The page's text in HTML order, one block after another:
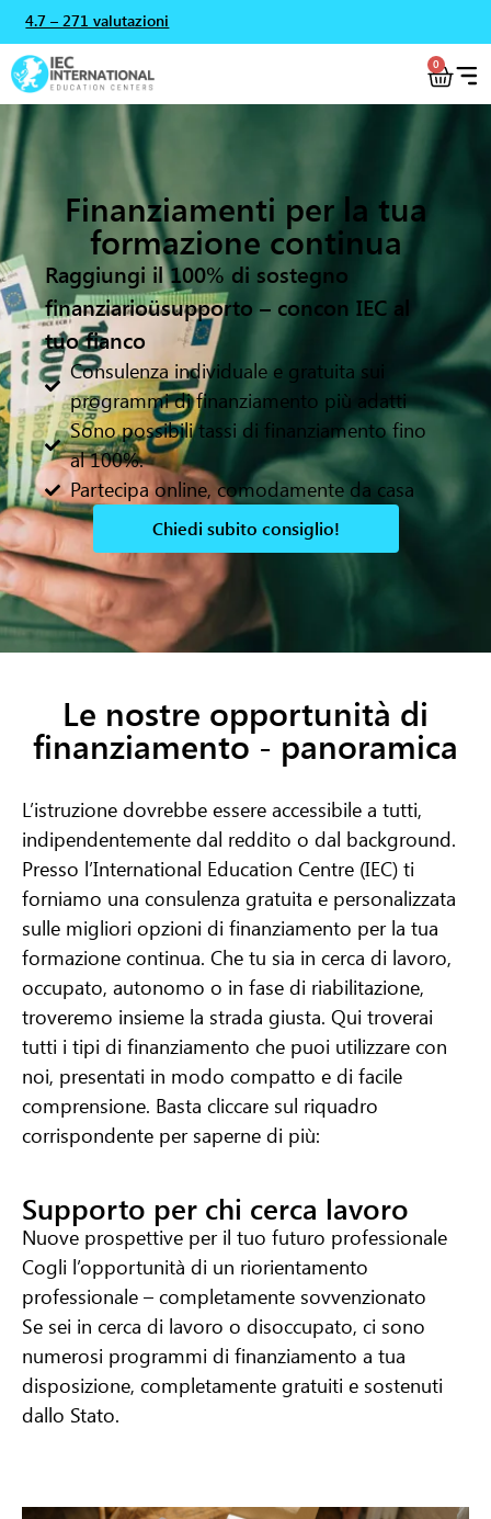
4.7 – 271 valutazioni
0
Finanziamenti per la tua
formazione continua
Raggiungi il 100% di sostegno
finanziarioüsupporto – concon IEC al
tuo fianco
Consulenza individuale e gratuita sui
programmi di finanziamento più adatti
Sono possibili tassi di finanziamento fino
al 100%.
Partecipa online, comodamente da casa
Chiedi subito consiglio!
Le nostre opportunità di
finanziamento - panoramica
L’istruzione dovrebbe essere accessibile a tutti,
indipendentemente dal reddito o dal background.
Presso l’International Education Centre (IEC) ti
forniamo una consulenza gratuita e personalizzata
sulle migliori opzioni di finanziamento per la tua
formazione continua. Che tu sia in cerca di lavoro,
occupato, autonomo o in fase di riabilitazione,
troveremo insieme la strada giusta. Qui troverai
tutti i tipi di finanziamento che puoi utilizzare con
noi, presentati in modo compatto e di facile
comprensione. Basta cliccare sul riquadro
corrispondente per saperne di più:
Supporto per chi cerca lavoro
Nuove prospettive per il tuo futuro professionale
Cogli l’opportunità di un riorientamento
professionale – completamente sovvenzionato
Se sei in cerca di lavoro o disoccupato, ci sono
numerosi programmi di finanziamento a tua
disposizione, completamente gratuiti e sostenuti
dallo Stato.